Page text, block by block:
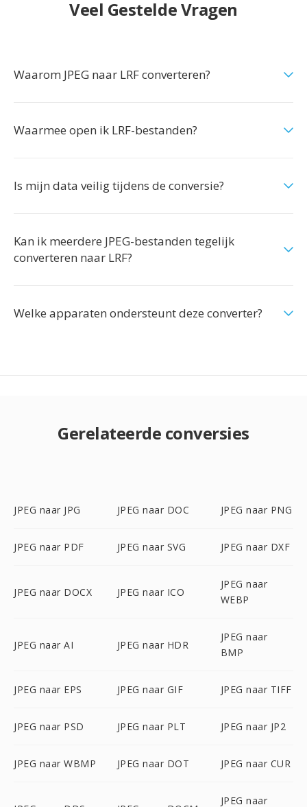
Veel Gestelde Vragen
Waarom JPEG naar LRF converteren?
Waarmee open ik LRF-bestanden?
Is mijn data veilig tijdens de conversie?
Kan ik meerdere JPEG-bestanden tegelijk
converteren naar LRF?
Welke apparaten ondersteunt deze converter?
Gerelateerde conversies
JPEG naar JPG JPEG naar DOC JPEG naar PNG
JPEG naar PDF JPEG naar SVG JPEG naar DXF
JPEG naar DOCX JPEG naar ICO
JPEG naar
WEBP
JPEG naar AI JPEG naar HDR
JPEG naar
BMP
JPEG naar EPS JPEG naar GIF JPEG naar TIFF
JPEG naar PSD JPEG naar PLT JPEG naar JP2
JPEG naar WBMP JPEG naar DOT JPEG naar CUR
JPEG naar